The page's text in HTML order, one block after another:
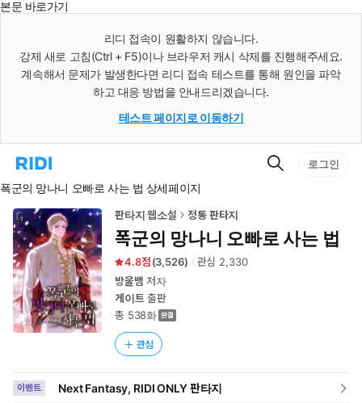
본문 바로가기
리디 접속이 원활하지 않습니다.
강제 새로 고침(Ctrl + F5)이나 브라우저 캐시 삭제를 진행해주세요.
계속해서 문제가 발생한다면 리디 접속 테스트를 통해 원인을 파악
하고 대응 방법을 안내드리겠습니다.
테스트 페이지로 이동하기
리
홈
로
이
동
검
로그인
폭군의 망나니 오빠로 사는 법 상세페이지
판타지 웹소설 정통 판타지
폭군의 망나니 오빠로 사는 법
4.8 (3,526) 관심 2,330
방울뱀 저자
게이트 출판
총 538화
관심
이벤트 Next Fantasy, RIDI ONLY 판타지